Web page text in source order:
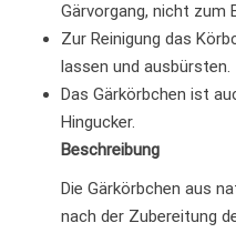
Gärvorgang, nicht zum
Zur Reinigung das
lassen und ausbürsten.
Das Gärkörbchen ist
Hingucker.
Beschreibung
Die Gärkörbchen aus
nach der Zubereitung